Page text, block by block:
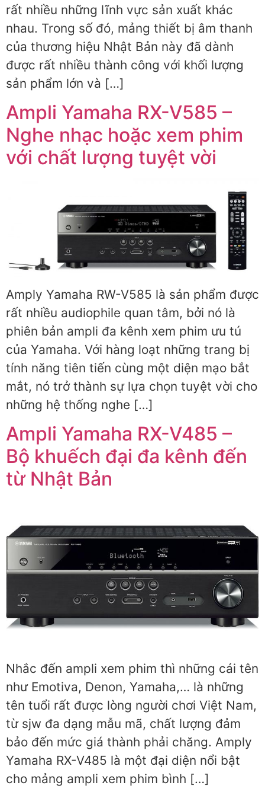
rất nhiều những lĩnh vực sản xuất khác
nhau. Trong số đó, mảng thiết bị âm thanh
của thương hiệu Nhật Bản này đã dành
được rất nhiều thành công với khối lượng
sản phẩm lớn và […]
Ampli Yamaha RX-V585 –
Nghe nhạc hoặc xem phim
với chất lượng tuyệt vời
Amply Yamaha RW-V585 là sản phẩm được
rất nhiều audiophile quan tâm, bởi nó là
phiên bản ampli đa kênh xem phim ưu tú
của Yamaha. Với hàng loạt những trang bị
tính năng tiên tiến cùng một diện mạo bắt
mắt, nó trở thành sự lựa chọn tuyệt vời cho
những hệ thống nghe […]
Ampli Yamaha RX-V485 –
Bộ khuếch đại đa kênh đến
từ Nhật Bản
Nhắc đến ampli xem phim thì những cái tên
như Emotiva, Denon, Yamaha,… là những
tên tuổi rất được lòng người chơi Việt Nam,
từ sjw đa dạng mẫu mã, chất lượng đảm
bảo đến mức giá thành phải chăng. Amply
Yamaha RX-V485 là một đại diện nổi bật
cho mảng ampli xem phim bình […]